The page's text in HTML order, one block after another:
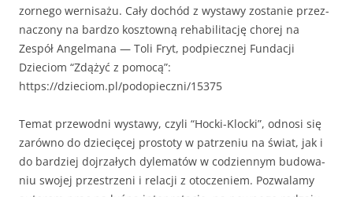
zornego wernisażu. Cały dochód z wys­tawy zostanie przez­
nac­zony na bard­zo kosz­towną reha­bil­i­tację chorej na
Zespół Angel­mana — Toli Fryt, pod­piecznej Fun­dacji
Dzieciom “Zdążyć z pomocą”:
https://dzieciom.pl/podopieczni/15375
Tem­at prze­wod­ni wys­tawy, czyli “Hoc­ki-Kloc­ki”, odnosi się
zarówno do dziecięcej pros­to­ty w patrze­niu na świat, jak i
do bardziej dojrza­łych dylematów w codzi­en­nym budowa­
niu swo­jej przestrzeni i relacji z otocze­niem. Pozwalamy